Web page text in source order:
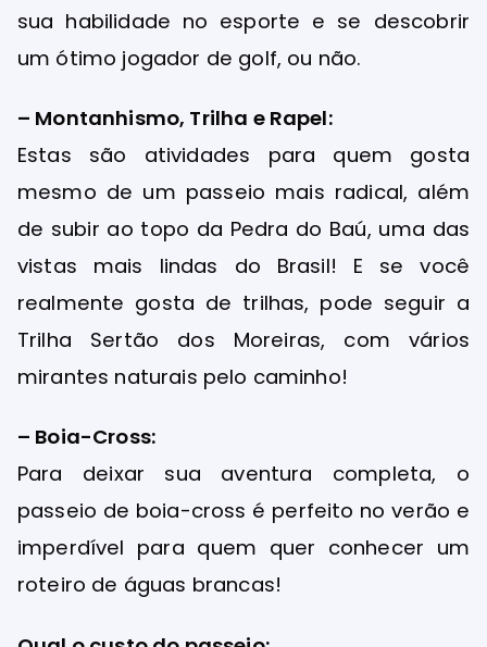
sua habilidade no esporte e se descobrir
um ótimo jogador de golf, ou não.
– Montanhismo, Trilha e Rapel:
Estas são atividades para quem gosta
mesmo de um passeio mais radical, além
de subir ao topo da Pedra do Baú, uma das
vistas mais lindas do Brasil! E se você
realmente gosta de trilhas, pode seguir a
Trilha Sertão dos Moreiras, com vários
mirantes naturais pelo caminho!
– Boia-Cross:
Para deixar sua aventura completa, o
passeio de boia-cross é perfeito no verão e
imperdível para quem quer conhecer um
roteiro de águas brancas!